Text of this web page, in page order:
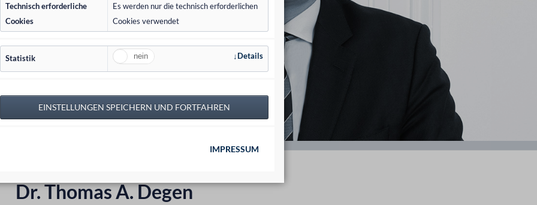
Technisch erforderliche
Cookies
Es werden nur die technisch erforderlichen
Cookies verwendet
Statistik Details
IMPRESSUM
Recht der Erneuerbaren Energien
Agrar- und Forstwirtschaft
Dr. Thomas A. Degen